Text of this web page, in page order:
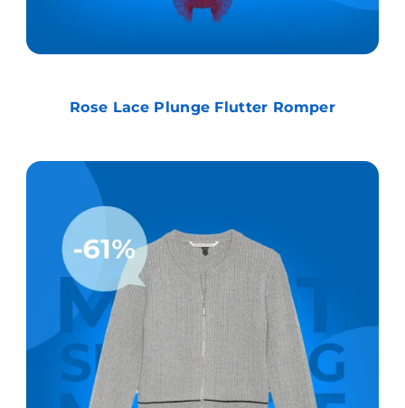
Rose Lace Plunge Flutter Romper